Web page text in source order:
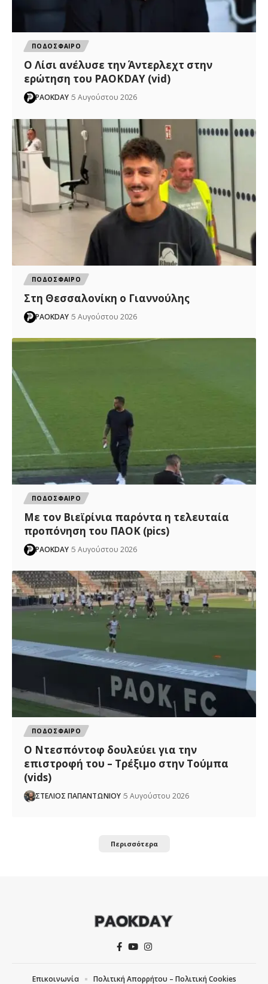
ΠΟΔΟΣΦΑΙΡΟ
Ο Λίσι ανέλυσε την Άντερλεχτ στην
ερώτηση του PAOKDAY (vid)
PAOKDAY 5 Αυγούστου 2026
ΠΟΔΟΣΦΑΙΡΟ
Στη Θεσσαλονίκη ο Γιαννούλης
PAOKDAY 5 Αυγούστου 2026
ΠΟΔΟΣΦΑΙΡΟ
Με τον Βιεϊρίνια παρόντα η τελευταία
προπόνηση του ΠΑΟΚ (pics)
PAOKDAY 5 Αυγούστου 2026
ΠΟΔΟΣΦΑΙΡΟ
Ο Ντεσπόντοφ δουλεύει για την
επιστροφή του – Τρέξιμο στην Τούμπα
(vids)
ΣΤΕΛΙΟΣ ΠΑΠΑΝΤΩΝΙΟΥ 5 Αυγούστου 2026
Περισσότερα
Επικοινωνία Πολιτική Απορρήτου – Πολιτική Cookies